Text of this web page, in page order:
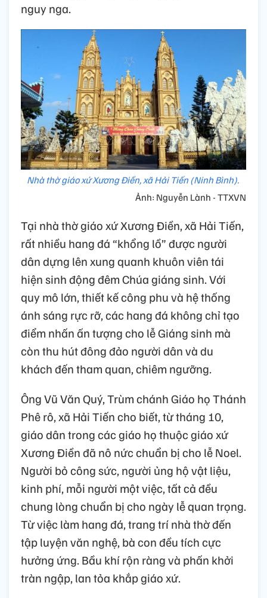
nguy nga.
Nhà thờ giáo xứ Xương Điền, xã Hải Tiến (Ninh Bình).
Ảnh: Nguyễn Lành - TTXVN
Tại nhà thờ giáo xứ Xương Điền, xã Hải Tiến,
rất nhiều hang đá “khổng lồ” được người
dân dựng lên xung quanh khuôn viên tái
hiện sinh động đêm Chúa giáng sinh. Với
quy mô lớn, thiết kế công phu và hệ thống
ánh sáng rực rỡ, các hang đá không chỉ tạo
điểm nhấn ấn tượng cho lễ Giáng sinh mà
còn thu hút đông đảo người dân và du
khách đến tham quan, chiêm ngưỡng.
Ông Vũ Văn Quý, Trùm chánh Giáo họ Thánh
Phê rô, xã Hải Tiến cho biết, từ tháng 10,
giáo dân trong các giáo họ thuộc giáo xứ
Xương Điền đã nô nức chuẩn bị cho lễ Noel.
Người bỏ công sức, người ủng hộ vật liệu,
kinh phí, mỗi người một việc, tất cả đều
chung lòng chuẩn bị cho ngày lễ quan trọng.
Từ việc làm hang đá, trang trí nhà thờ đến
tập luyện văn nghệ, bà con đều tích cực
hưởng ứng. Bầu khí rộn ràng và phấn khởi
tràn ngập, lan tỏa khắp giáo xứ.